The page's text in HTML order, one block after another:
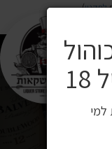
)
את
למי